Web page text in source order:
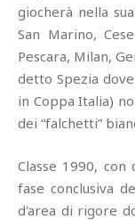
giocherà nella
San Marino,
Pescara, Milan,
detto Spezia
in Coppa Italia)
dei “falchetti”
Classe 1990, con
fase conclusiva
d'area di rigore